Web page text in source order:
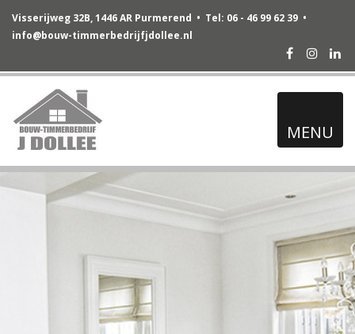
Visserijweg 32B, 1446 AR Purmerend • Tel: 06 - 46 99 62 39 •
info@bouw-timmerbedrijfjdollee.nl
Facebook
MENU